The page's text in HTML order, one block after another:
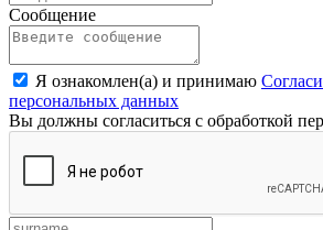
Сообщение
Я ознакомлен(а) и принимаю
персональных данных
Вы должны согласиться с обработкой